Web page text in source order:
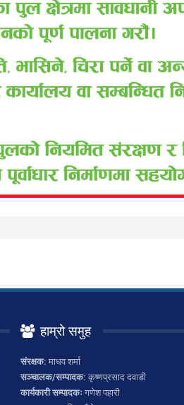
हाम्रो समुह
संरक्षक: माधव शर्मा
सञ्चालक/सम्पादक: कृष्णप्रसाद दवाडी
कार्यकारी सम्पादकःगणेश पहारी